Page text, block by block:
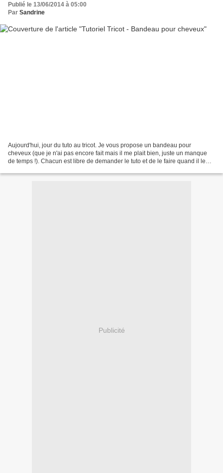
Publié le 13/06/2014 à 05:00
Par Sandrine
Aujourd'hui, jour du tuto au tricot. Je vous propose un bandeau pour
cheveux (que je n'ai pas encore fait mais il me plait bien, juste un manque
de temps !). Chacun est libre de demander le tuto et de le faire quand il le
Publicité